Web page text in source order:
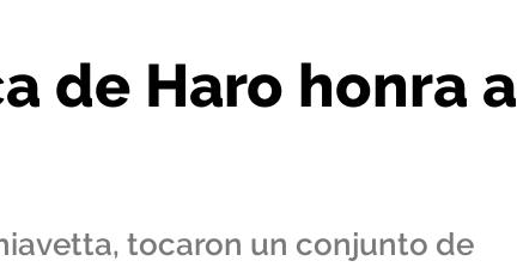
de Haro honra a
tocaron un conjunto de